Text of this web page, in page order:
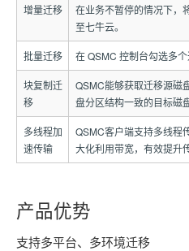
增量迁移
在业务不暂停的情况下，
至七牛云。
批量迁移 在 QSMC 控制台勾选多
块复制迁
移
QSMC能够获取迁移源磁
盘分区结构一致的目标磁盘
多线程加
速传输
QSMC客户端支持多线程
大化利用带宽，有效提升
产品优势
支持多平台、多环境迁移